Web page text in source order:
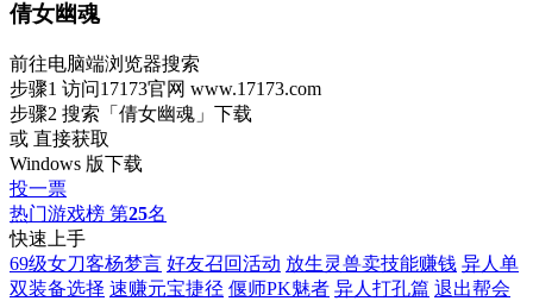
倩女幽魂
前往电脑端浏览器搜索
步骤1 访问17173官网 www.17173.com
步骤2 搜索 「倩女幽魂」 下载
或 直接获取
Windows 版下载
投一票
热门游戏榜 第25名
快速上手
69级女刀客杨梦言 好友召回活动 放生灵兽卖技能赚钱 异人单
双装备选择 速赚元宝捷径 偃师PK魅者 异人打孔篇 退出帮会